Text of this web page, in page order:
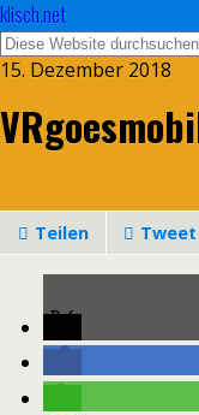
klisch.net
15. Dezember 2018
Teilen Tweet